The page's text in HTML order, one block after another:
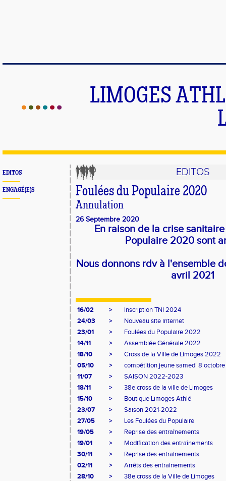
LIMOGES
EDITOS
ENGAGÉ(E)S
EDITOS
Foulées du Populaire 2020
Annulation
26 Septembre 2020
En raison de la crise
Populaire 2020 sont
Nous donnons rdv à l'ensemble
avril 2021
16/02 >
Inscription TNI 2024
24/03
>
Nouveau site internet
23/01
>
Foulées du Populaire 2022
14/11
>
Assemblée Générale 2022
18/10
>
Cross de la Ville de Limoges 2022
05/10
>
compétition jeune samedi 8 octobre
11/07
>
SAISON 2022-2023
18/11
>
38e cross de la ville de Limoges
15/10
>
Boutique Limoges Athlé
23/07
>
Saison 2021-2022
27/05
>
Les Foulées du Populaire
19/05
>
Reprise des entraînements
19/01
>
Modification des entraînements
30/11
>
Reprise des entrainements
02/11
>
Arrêts des entrainements
28/10
>
38e cross de la Ville de Limoges